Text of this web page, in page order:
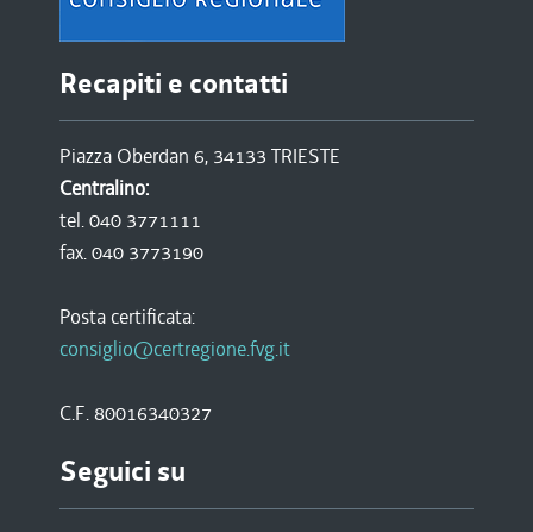
Recapiti e contatti
Piazza Oberdan 6, 34133 TRIESTE
Centralino:
tel. 040 3771111
fax. 040 3773190
Posta certificata:
consiglio@certregione.fvg.it
C.F. 80016340327
Seguici su